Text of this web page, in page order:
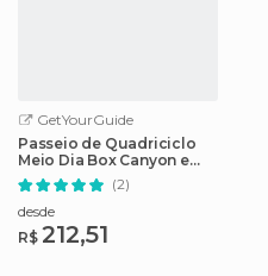
GetYourGuide
Passeio de Quadriciclo
Meio Dia Box Canyon e
Montanhas Pinal
(2)
desde
R$ 212,51